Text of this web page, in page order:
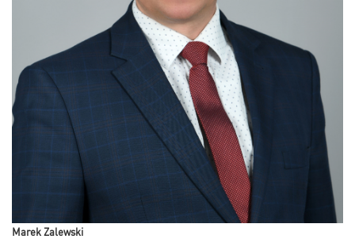
Marek Zalewski